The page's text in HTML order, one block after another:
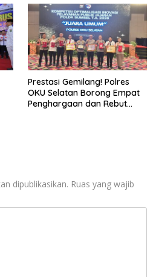
Prestasi Gemilang! Polres
OKU Selatan Borong Empat
Penghargaan dan Rebut
dipublikasikan. Ruas yang wajib